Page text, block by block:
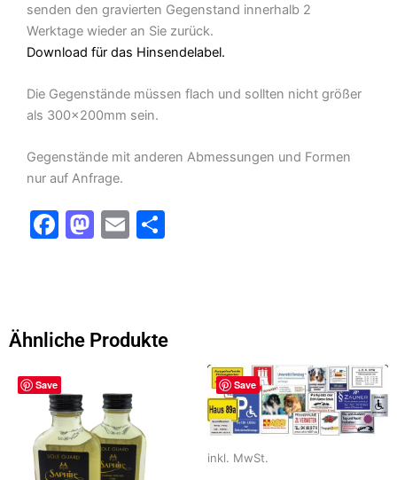
senden den gravierten Gegenstand innerhalb 2
Werktage wieder an Sie zurück.
Download für das Hinsendelabel.
Die Gegenstände müssen flach und sollten nicht größer
als 300x200mm sein.
Gegenstände mit anderen Abmessungen und Formen
nur auf Anfrage.
F
b
o
k
M
d
n
E
Ähnliche Produkte
Save
Dieses
Produkt
mehrere
Varianten
Save
inkl. MwSt.
Dieses
Produkt
weist
mehrere
Varianten